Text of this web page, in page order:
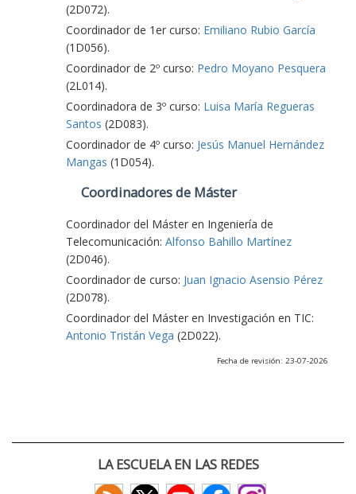
(2D072).
Coordinador de 1er curso: Emiliano Rubio García
(1D056).
Coordinador de 2º curso: Pedro Moyano Pesquera
(2L014).
Coordinadora de 3º curso: Luisa María Regueras
Santos (2D083).
Coordinador de 4º curso: Jesús Manuel Hernández
Mangas (1D054).
Coordinadores de Máster
Coordinador del Máster en Ingeniería de
Telecomunicación: Alfonso Bahillo Martínez
(2D046).
Coordinador de curso: Juan Ignacio Asensio Pérez
(2D078).
Coordinador del Máster en Investigación en TIC:
Antonio Tristán Vega (2D022).
Fecha de revisión: 23-07-2026
LA ESCUELA EN LAS REDES